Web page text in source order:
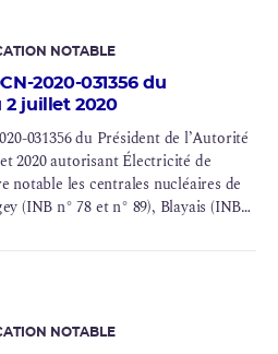
NOTABLE
2020-031356 du
2 juillet 2020
031356 du Président de l’Autorité
2020 autorisant Électricité de
notable les centrales nucléaires de
(INB n° 78 et n° 89), Blayais (INB
104, n° 114 et n° 115), Flamanville
(INB n° 119 et n° 120),
NOTABLE